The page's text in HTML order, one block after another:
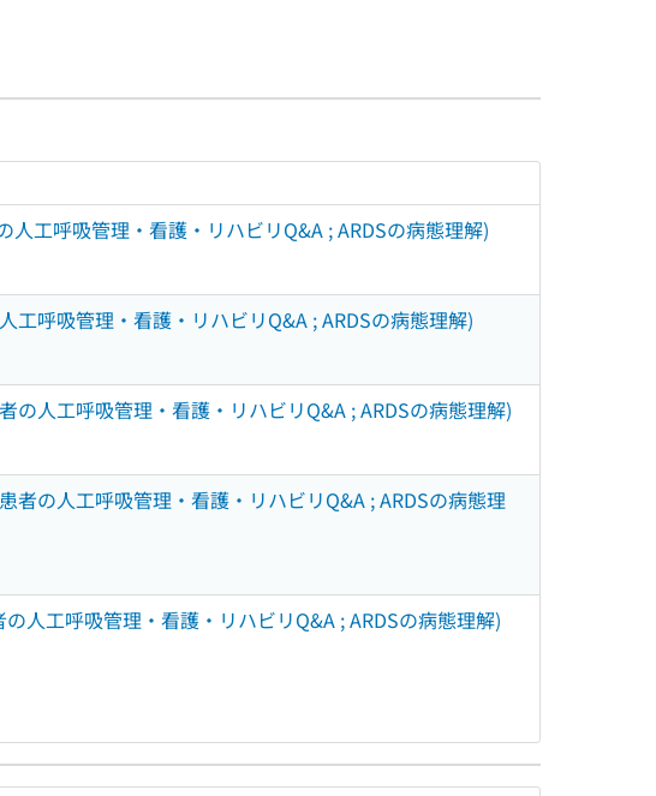
工呼吸管理・看護・リハビリQ&A ; ARDSの病態理解)
工呼吸管理・看護・リハビリQ&A ; ARDSの病態理解)
人工呼吸管理・看護・リハビリQ&A ; ARDSの病態理解)
者の人工呼吸管理・看護・リハビリQ&A ; ARDSの病態理
人工呼吸管理・看護・リハビリQ&A ; ARDSの病態理解)